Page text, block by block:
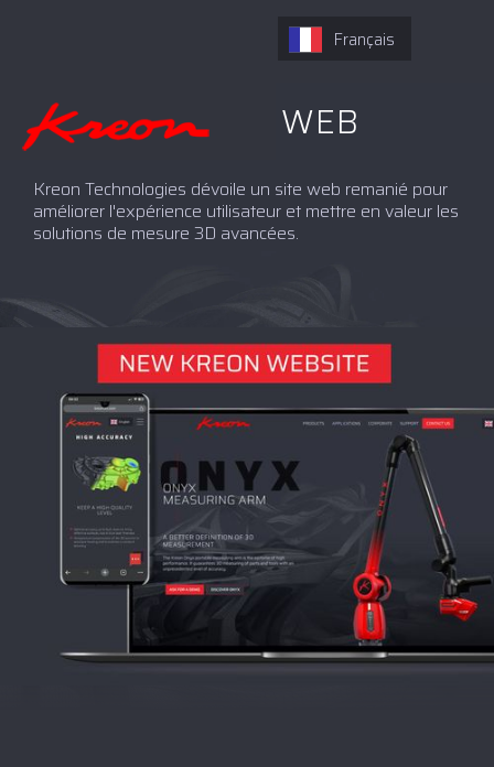
NOUVEAU SITE WEB
Kreon Technologies dévoile un site web remanié pour
améliorer l'expérience utilisateur et mettre en valeur les
solutions de mesure 3D avancées.
Français